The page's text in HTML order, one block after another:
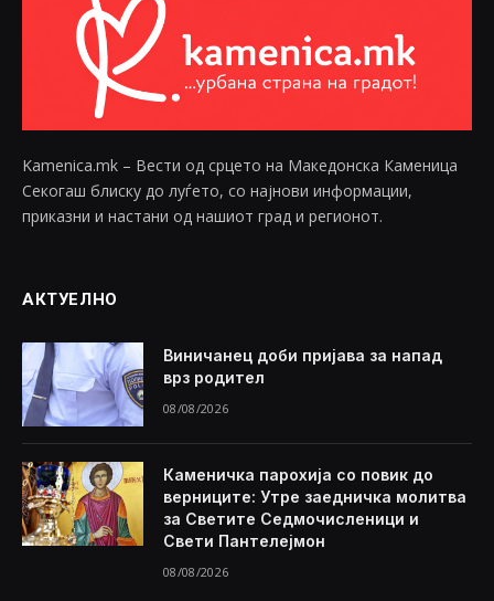
Kamenica.mk – Вести од срцето на Македонска Каменица
Секогаш блиску до луѓето, со најнови информации,
приказни и настани од нашиот град и регионот.
АКТУЕЛНО
Виничанец доби пријава за напад
врз родител
08/08/2026
Каменичка парохија со повик до
верниците: Утре заедничка молитва
за Светите Седмочисленици и
Свети Пантелејмон
08/08/2026